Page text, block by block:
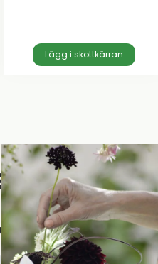
Lägg i skottkärran